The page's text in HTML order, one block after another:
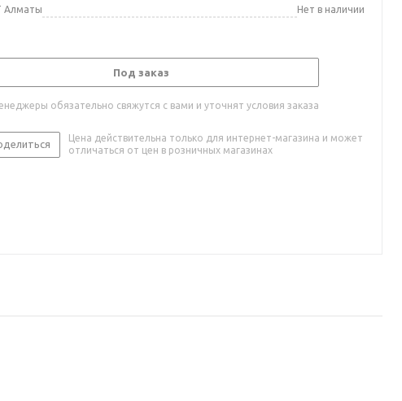
Алматы
Нет в наличии
Под заказ
обязательно свяжутся с вами и уточнят условия заказа
Цена действительна только для интернет-магазина и может
отличаться от цен в розничных магазинах